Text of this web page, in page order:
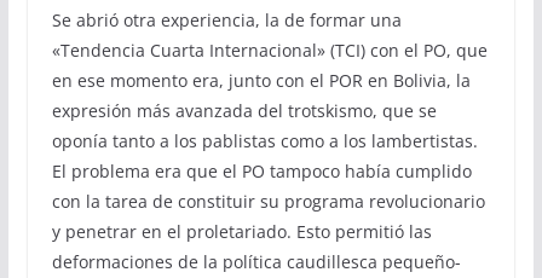
Se abrió otra experiencia, la de formar una
«Tendencia Cuarta Internacional» (TCI) con el PO, que
en ese momento era, junto con el POR en Bolivia, la
expresión más avanzada del trotskismo, que se
oponía tanto a los pablistas como a los lambertistas.
El problema era que el PO tampoco había cumplido
con la tarea de constituir su programa revolucionario
y penetrar en el proletariado. Esto permitió las
deformaciones de la política caudillesca pequeño-